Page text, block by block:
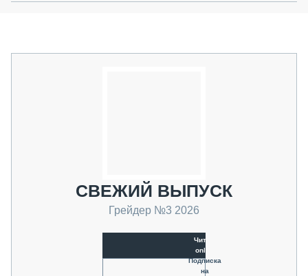
СВЕЖИЙ ВЫПУСК
Грейдер №3 2026
Читать
online
Подписка
на